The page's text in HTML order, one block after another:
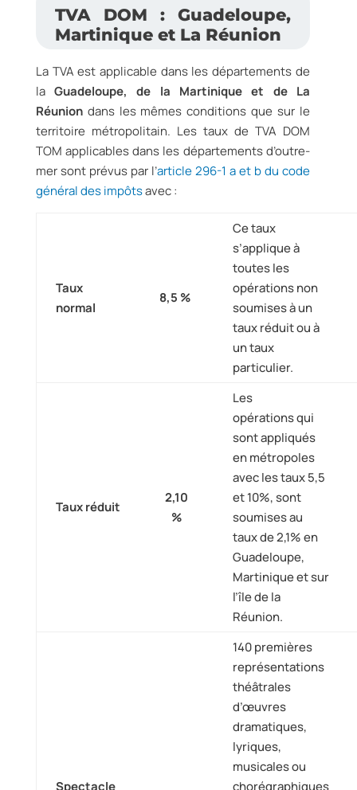
TVA DOM : Guadeloupe,
Martinique et La Réunion
La TVA est applicable dans les départements de
laGuadeloupe, de la Martinique et de La
Réuniondans les mêmes conditions que sur le
territoire métropolitain. Les taux de TVA DOM
TOM applicables dans les départements d’outre-
mer sont prévus par l’article 296-1 a et b du code
général des impôtsavec :
Taux
normal
8,5 %
Ce taux
s’applique à
toutes les
opérations non
soumises à un
taux réduit ou à
un taux
particulier.
Taux réduit
2,10
%
Les
opérations qui
sont appliqués
en métropoles
avecles taux 5,5
et 10%, sont
soumises au
taux de 2,1% en
Guadeloupe,
Martinique et sur
l’île de la
Réunion.
Spectacle
140 premières
représentations
théâtrales
d’œuvres
dramatiques,
lyriques,
musicales ou
chorégraphiques